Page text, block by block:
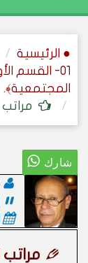
● الرئيسية
01- القسم
المجتمعية﴾.
مراتب